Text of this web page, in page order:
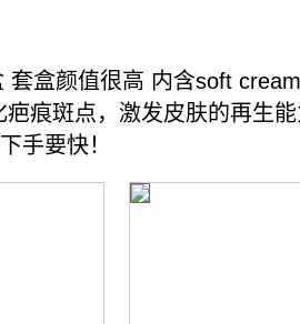
盒颜值很高 内含soft
痕斑点，激发皮肤的再生
手要快！